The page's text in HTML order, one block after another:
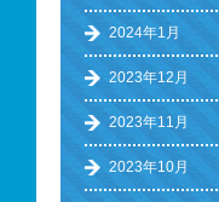
2024年1月
2023年12月
2023年11月
2023年10月